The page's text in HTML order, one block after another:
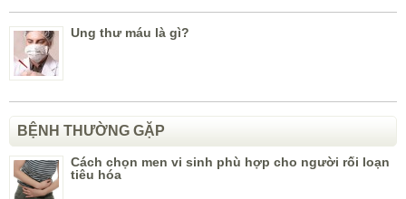
Ung thư máu là gì?
BỆNH THƯỜNG GẶP
Cách chọn men vi sinh phù hợp cho người rối loạn
tiêu hóa